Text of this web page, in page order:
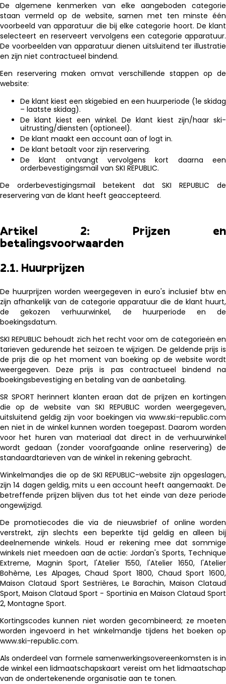
De algemene kenmerken van elke aangeboden categorie
staan ​​vermeld op de website, samen met ten minste één
voorbeeld van apparatuur die bij elke categorie hoort. De klant
selecteert en reserveert vervolgens een categorie apparatuur.
De voorbeelden van apparatuur dienen uitsluitend ter illustratie
en zijn niet contractueel bindend.
Een reservering maken omvat verschillende stappen op de
website:
De klant kiest een skigebied en een huurperiode (1e skidag
– laatste skidag).
De klant kiest een winkel. De klant kiest zijn/haar ski-
uitrusting/diensten (optioneel).
De klant maakt een account aan of logt in.
De klant betaalt voor zijn reservering.
De klant ontvangt vervolgens kort daarna een
orderbevestigingsmail van SKI REPUBLIC.
De orderbevestigingsmail betekent dat SKI REPUBLIC de
reservering van de klant heeft geaccepteerd.
Artikel 2: Prijzen en
betalingsvoorwaarden
2.1. Huurprijzen
De huurprijzen worden weergegeven in euro's inclusief btw en
zijn afhankelijk van de categorie apparatuur die de klant huurt,
de gekozen verhuurwinkel, de huurperiode en de
boekingsdatum.
SKI REPUBLIC behoudt zich het recht voor om de categorieën en
tarieven gedurende het seizoen te wijzigen. De geldende prijs is
de prijs die op het moment van boeking op de website wordt
weergegeven. Deze prijs is pas contractueel bindend na
boekingsbevestiging en betaling van de aanbetaling.
SR SPORT herinnert klanten eraan dat de prijzen en kortingen
die op de website van SKI REPUBLIC worden weergegeven,
uitsluitend geldig zijn voor boekingen via www.ski-republic.com
en niet in de winkel kunnen worden toegepast. Daarom worden
voor het huren van materiaal dat direct in de verhuurwinkel
wordt gedaan (zonder voorafgaande online reservering) de
standaardtarieven van de winkel in rekening gebracht.
Winkelmandjes die op de SKI REPUBLIC-website zijn opgeslagen,
zijn 14 dagen geldig, mits u een account heeft aangemaakt. De
betreffende prijzen blijven dus tot het einde van deze periode
ongewijzigd.
De promotiecodes die via de nieuwsbrief of online worden
verstrekt, zijn slechts een beperkte tijd geldig en alleen bij
deelnemende winkels. Houd er rekening mee dat sommige
winkels niet meedoen aan de actie: Jordan's Sports, Technique
Extreme, Magnin Sport, l'Atelier 1550, l'Atelier 1650, l'Atelier
Bohème, Les Alpages, Chaud Sport 1800, Chaud Sport 1600,
Maison Clataud Sport Sestrières, Le Barachin, Maison Clataud
Sport, Maison Clataud Sport - Sportinia en Maison Clataud Sport
2, Montagne Sport.
Kortingscodes kunnen niet worden gecombineerd; ze moeten
worden ingevoerd in het winkelmandje tijdens het boeken op
www.ski-republic.com.
Als onderdeel van formele samenwerkingsovereenkomsten is in
de winkel een lidmaatschapskaart vereist om het lidmaatschap
van de ondertekenende organisatie aan te tonen.